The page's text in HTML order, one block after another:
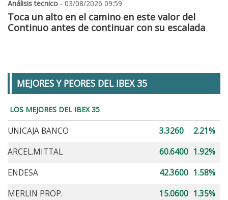
Análisis tecnico - 03/08/2026 09:59
Toca un alto en el camino en este valor del
Continuo antes de continuar con su escalada
MEJORES Y PEORES DEL IBEX 35
LOS MEJORES DEL IBEX 35
UNICAJA BANCO 3.3260
2.21%
ARCEL.MITTAL
60.6400 1.92%
ENDESA
42.3600 1.58%
MERLIN PROP.
15.0600 1.35%